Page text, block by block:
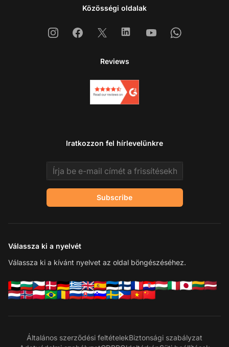
Közösségi oldalak
InstagramFacebook
X LinkedinYoutubeWhatsapp
Reviews
Iratkozzon fel hírlevelünkre
Email address
Subscribe
Válassza ki a nyelvét
Válassza ki a kívánt nyelvet az oldal böngészéséhez.
Általános szerződési feltételekBiztonsági szabályzat